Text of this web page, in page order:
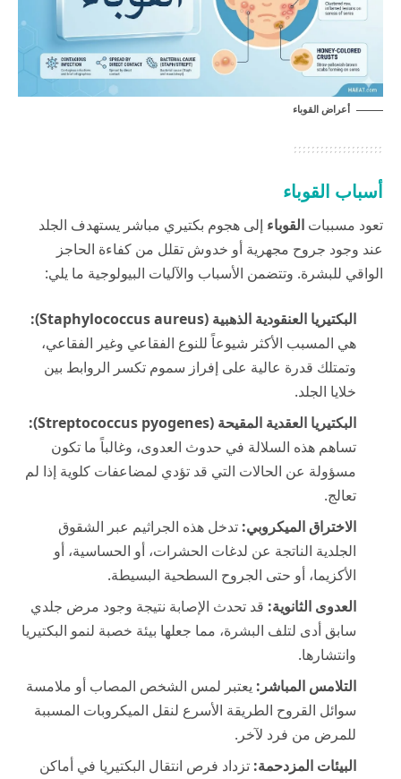
أعراض القوباء
أسباب القوباء
تعود مسببات القوباء إلى هجوم بكتيري مباشر يستهدف الجلد
عند وجود جروح مجهرية أو خدوش تقلل من كفاءة الحاجز
الواقي للبشرة. وتتضمن الأسباب والآليات البيولوجية ما يلي:
البكتيريا العنقودية الذهبية (Staphylococcus aureus):
هي المسبب الأكثر شيوعاً للنوع الفقاعي وغير الفقاعي،
وتمتلك قدرة عالية على إفراز سموم تكسر الروابط بين
خلايا الجلد.
البكتيريا العقدية المقيحة (Streptococcus pyogenes):
تساهم هذه السلالة في حدوث العدوى، وغالباً ما تكون
مسؤولة عن الحالات التي قد تؤدي لمضاعفات كلوية إذا لم
تعالج.
الاختراق الميكروبي: تدخل هذه الجراثيم عبر الشقوق
الجلدية الناتجة عن لدغات الحشرات، أو الحساسية، أو
الأكزيما، أو حتى الجروح السطحية البسيطة.
العدوى الثانوية: قد تحدث الإصابة نتيجة وجود مرض جلدي
سابق أدى لتلف البشرة، مما جعلها بيئة خصبة لنمو البكتيريا
وانتشارها.
التلامس المباشر: يعتبر لمس الشخص المصاب أو ملامسة
سوائل القروح الطريقة الأسرع لنقل الميكروبات المسببة
للمرض من فرد لآخر.
البيئات المزدحمة: تزداد فرص انتقال البكتيريا في أماكن